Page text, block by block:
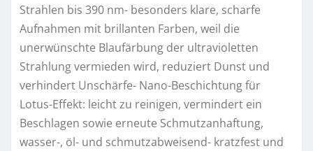
Strahlen bis 390 nm- besonders klare, scharfe
Aufnahmen mit brillanten Farben, weil die
unerwünschte Blaufärbung der ultravioletten
Strahlung vermieden wird, reduziert Dunst und
verhindert Unschärfe- Nano-Beschichtung für
Lotus-Effekt: leicht zu reinigen, vermindert ein
Beschlagen sowie erneute Schmutzanhaftung,
wasser-, öl- und schmutzabweisend- kratzfest und